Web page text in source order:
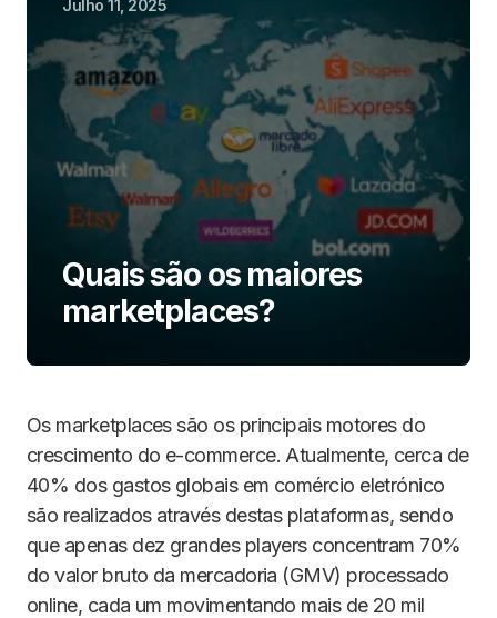
Julho 11, 2025
Quais são os maiores
marketplaces?
Os marketplaces são os principais motores do
crescimento do e-commerce. Atualmente, cerca de
40% dos gastos globais em comércio eletrónico
são realizados através destas plataformas, sendo
que apenas dez grandes players concentram 70%
do valor bruto da mercadoria (GMV) processado
online, cada um movimentando mais de 20 mil